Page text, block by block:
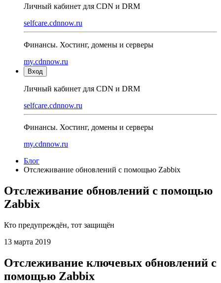
Личный кабинет для CDN и DRM
selfcare.cdnnow.ru
Финансы. Хостинг, домены и серверы
my.cdnnow.ru
Вход
Личный кабинет для CDN и DRM
selfcare.cdnnow.ru
Финансы. Хостинг, домены и серверы
my.cdnnow.ru
Блог
Отслеживание обновлений с помощью Zabbix
Отслеживание обновлений с помощью
Zabbix
Кто предупреждён, тот защищён
13 марта 2019
Отслеживание ключевых обновлений с
помощью Zabbix